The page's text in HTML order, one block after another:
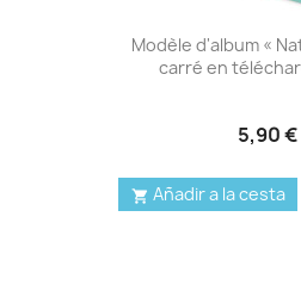
Modèle d'album «
carré en
5,90 €
 Añadir a la cesta